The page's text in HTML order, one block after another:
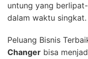
untung yang
dalam waktu singkat.
Peluang Bisnis
Changer bisa